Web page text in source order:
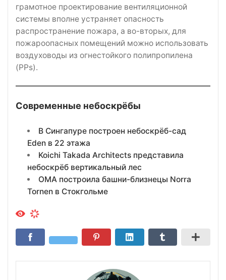
грамотное проектирование вентиляционной
системы вполне устраняет опасность
распространение пожара, а во-вторых, для
пожароопасных помещений можно использовать
воздуховоды из огнестойкого полипропилена
(PPs).
Современные небоскрёбы
В Сингапуре построен небоскрёб-сад
Eden в 22 этажа
Koichi Takada Architects представила
небоскрёб вертикальный лес
OMA построила башни-близнецы Norra
Tornen в Стокгольме